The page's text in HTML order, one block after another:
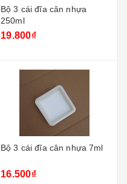
Bộ 3 cái đĩa cân nhựa
250ml
19.800₫
Bộ 3 cái đĩa cân nhựa 7ml
16.500₫